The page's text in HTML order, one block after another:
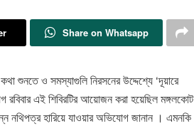
Share on Whatsapp
শুনতে ও সমস্যাগুলি নিরসনের উদ্দেশ্যে ‘দূয়ারে
এই শিবিরটির আয়োজন করা হয়েছিল মঙ্গলকোট
নথিপত্র হারিয়ে যাওয়ার অভিযোগ জানান । এমনকি